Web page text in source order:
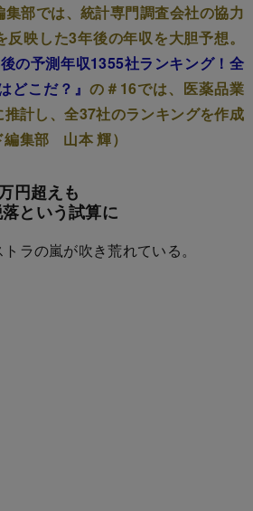
部では、統計専門調査会社の協力
映した3年後の年収を大胆予想。
の予測年収1355社ランキング！全
どこだ？』 の＃16では、医薬品業
計し、全37社のランキングを作成
編集部 山本 輝）
円超えも
という試算に
ラの嵐が吹き荒れている。